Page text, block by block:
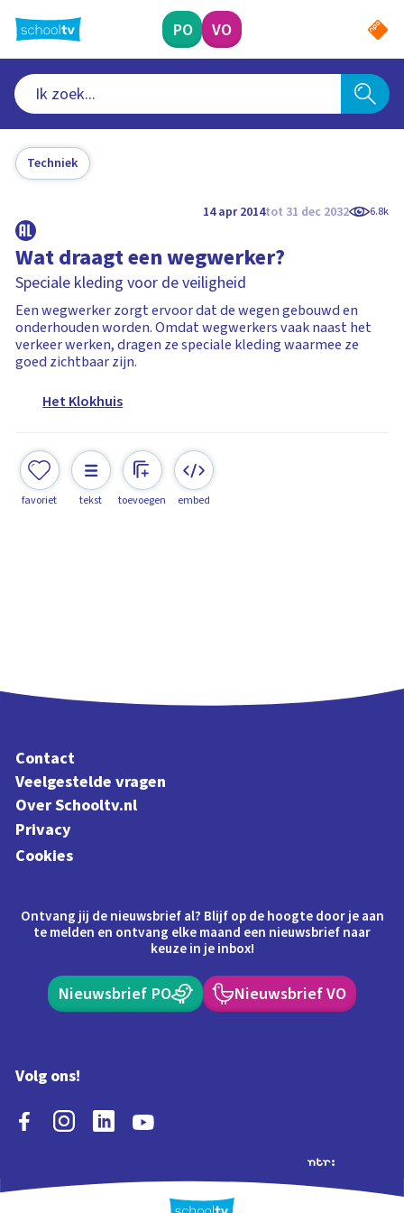
naar
hoofdinhoud
PO VO
Techniek
14 apr 2014tot 31 dec 2032 6.8k
Wat draagt een wegwerker?
Speciale kleding voor de veiligheid
Een wegwerker zorgt ervoor dat de wegen gebouwd en
onderhouden worden. Omdat wegwerkers vaak naast het
verkeer werken, dragen ze speciale kleding waarmee ze
goed zichtbaar zijn.
Het Klokhuis
favoriet tekst toevoegen embed
Contact
Veelgestelde vragen
Over Schooltv.nl
Privacy
Cookies
Ontvang jij de nieuwsbrief al? Blijf op de hoogte door je aan
te melden en ontvang elke maand een nieuwsbrief naar
keuze in je inbox!
Nieuwsbrief PO Nieuwsbrief VO
Volg ons!